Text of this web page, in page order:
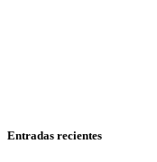
Entradas recientes